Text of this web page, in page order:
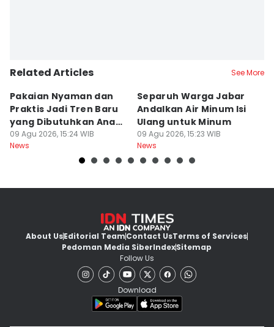
Related Articles See More
Pakaian Nyaman dan
Praktis Jadi Tren Baru
yang Dibutuhkan Anak
Muda
09 Agu 2026, 15:24 WIB
News
Separuh Warga Jabar
Andalkan Air Minum Isi
Ulang untuk Minum
09 Agu 2026, 15:23 WIB
News
About UsEditorial TeamContact UsTerms of Services
Pedoman Media SiberIndexSitemap
Follow Us
Download